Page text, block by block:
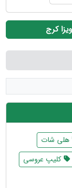
کرج
هلی شات
کلیپ عروسی